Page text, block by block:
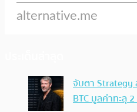
จับตา Strategy
BTC มูลค่าทะลุ